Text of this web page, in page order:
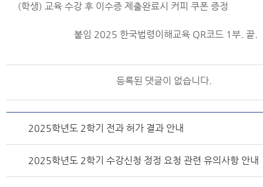
(학생) 교육 수강 후 이수증 제출완료시 커피 쿠폰 증정
붙임 2025 한국법령이해교육 QR코드 1부. 끝.
등록된 댓글이 없습니다.
2025학년도 2학기 전과 허가 결과 안내
2025학년도 2학기 수강신청 정정 요청 관련 유의사항 안내